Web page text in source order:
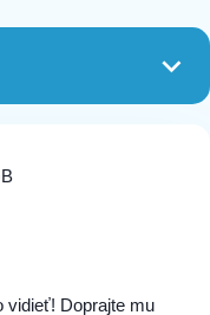
vidieť! Doprajte mu